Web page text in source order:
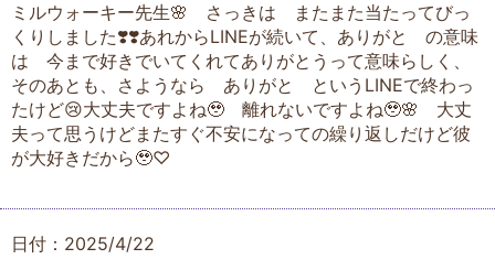
ミルウォーキー先生🌸 さっきは またまた当たってびっ
くりしました❣️❣️あれからLINEが続いて、ありがと の意味
は 今まで好きでいてくれてありがとうって意味らしく、
そのあとも、さようなら ありがと というLINEで終わっ
たけど😢大丈夫ですよね🥹 離れないですよね🥹🌸 大丈
夫って思うけどまたすぐ不安になっての繰り返しだけど彼
が大好きだから🥹♡
日付：2025/4/22